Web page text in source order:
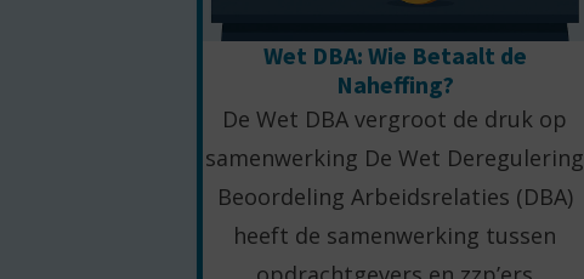
Wet DBA: Wie Betaalt de
Naheffing?
De Wet DBA vergroot de druk op
samenwerking De Wet Deregulering
Beoordeling Arbeidsrelaties (DBA)
heeft de samenwerking tussen